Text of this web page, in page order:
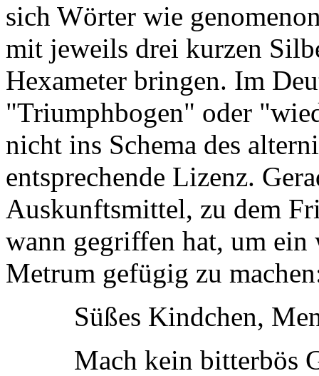
sich Wörter wie
mit jeweils drei kurzen
Hexameter bringen. Im
"Triumphbogen" oder
nicht ins Schema des
entsprechende Lizenz.
Auskunftsmittel, zu dem
wann gegriffen hat, um ein
Metrum gefügig zu
Süßes Kindchen,
Mach kein bitterbös